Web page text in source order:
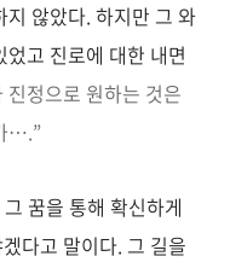
않았다. 하지만 그 와
고 진로에 대한 내면
진정으로 원하는 것은
….”
꿈을 통해 확신하게
다고 말이다. 그 길을